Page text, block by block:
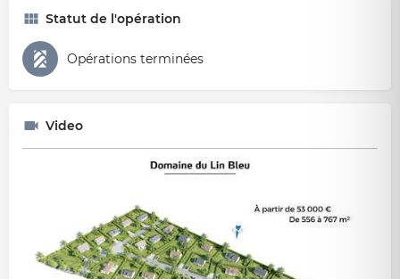
Statut de l'opération
Opérations terminées
Video